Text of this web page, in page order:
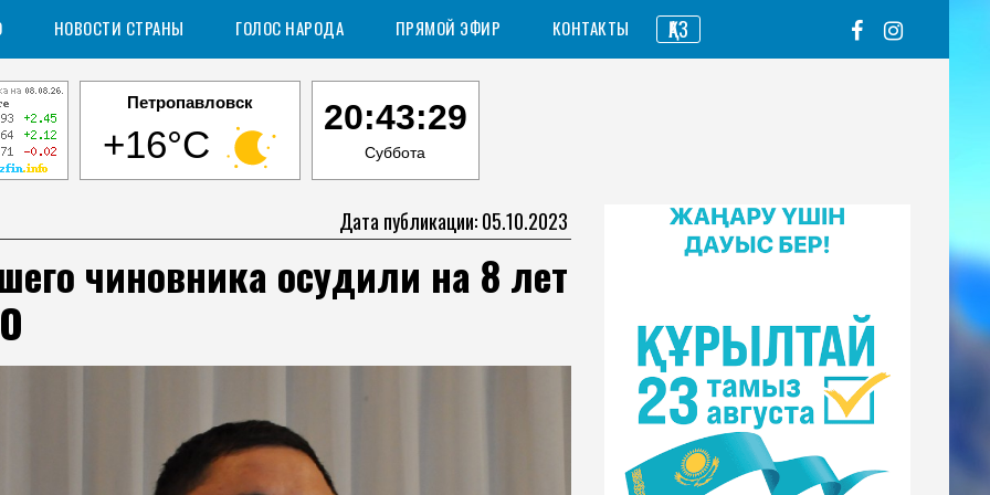
НОВОСТИ СТРАНЫ ГОЛОС НАРОДА ПРЯМОЙ ЭФИР КОНТАКТЫ ҚАЗ
Петропавловск
+16°C
20:43:30
Суббота
Дата публикации: 05.10.2023
чиновника осудили на 8 лет